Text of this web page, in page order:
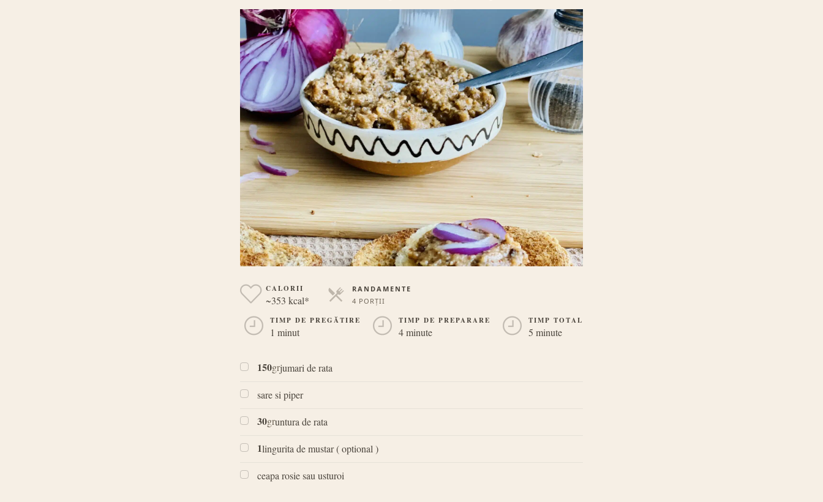
CALORII
~353 kcal*
RANDAMENTE
4 PORȚII
TIMP DE PREGĂTIRE
1 minut
TIMP DE PREPARARE
4 minute
TIMP TOTAL
5 minute
150grjumari de rata
sare si piper
30gruntura de rata
1lingurita de mustar ( optional )
ceapa rosie sau usturoi